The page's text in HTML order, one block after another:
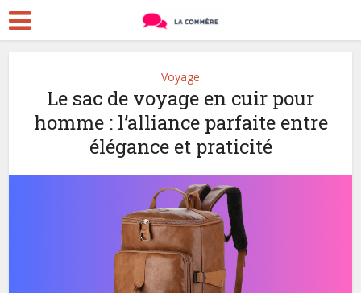
Voyage
Le sac de voyage en cuir pour
homme : l’alliance parfaite entre
élégance et praticité